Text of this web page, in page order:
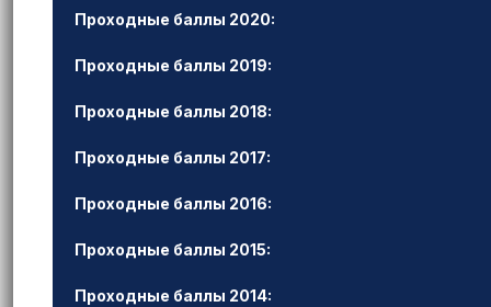
Проходные баллы 2020:
Проходные баллы 2019:
Проходные баллы 2018:
Проходные баллы 2017:
Проходные баллы 2016:
Проходные баллы 2015:
Проходные баллы 2014: